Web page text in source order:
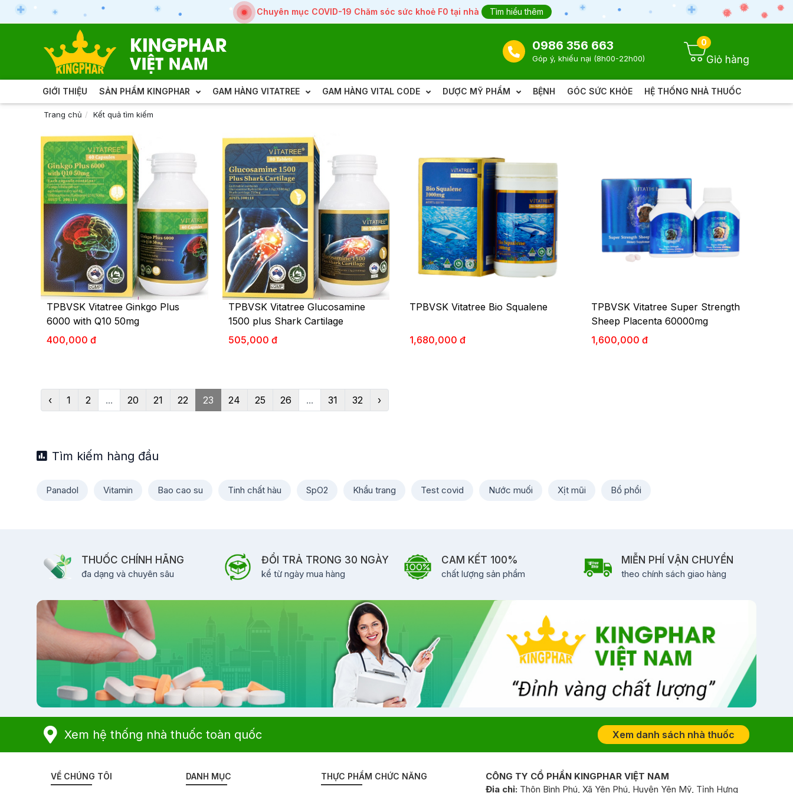
Chuyên mục COVID-19 Chăm sóc sức khoẻ F0 tại nhà Tìm hiểu thêm
Giỏ hàng
0
0986 356 663
Góp ý, khiếu nại (8h00-22h00)
GIỚI THIỆU SẢN PHẨM KINGPHAR GAM HÀNG VITATREE GAM HÀNG VITAL CODE DƯỢC MỸ PHẨM BỆNH GÓC SỨC KHỎE HỆ THỐNG NHÀ THUỐC
Trang chủ Kết quả tìm kiếm
TPBVSK Vitatree Ginkgo Plus
6000 with Q10 50mg
400,000 đ
TPBVSK Vitatree Glucosamine
1500 plus Shark Cartilage
505,000 đ
TPBVSK Vitatree Bio Squalene
1,680,000 đ
TPBVSK Vitatree Super Strength
Sheep Placenta 60000mg
1,600,000 đ
‹ 1 2 ... 20 21 22 23 24 25 26 ... 31 32 ›
Tìm kiếm hàng đầu
Panadol Vitamin Bao cao su Tinh chất hàu SpO2 Khẩu trang Test covid Nước muối Xịt mũi Bổ phổi
THUỐC CHÍNH HÃNG
đa dạng và chuyên sâu
ĐỔI TRẢ TRONG 30 NGÀY
kể từ ngày mua hàng
CAM KẾT 100%
chất lượng sản phẩm
MIỄN PHÍ VẬN CHUYỂN
theo chính sách giao hàng
Xem hệ thống nhà thuốc toàn quốc Xem danh sách nhà thuốc
VỀ CHÚNG TÔI DANH MỤC THỰC PHẨM CHỨC NĂNG
CÔNG TY CỔ PHẦN KINGPHAR VIỆT NAM
Địa chỉ: Thôn Bình Phú, Xã Yên Phú, Huyện Yên Mỹ, Tỉnh Hưng